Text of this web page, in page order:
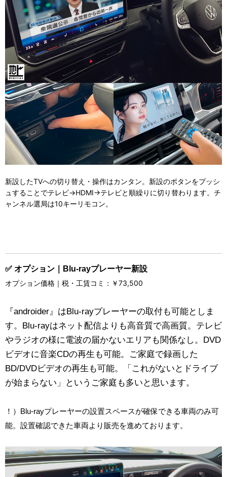
新設したTVへの切り替え・操作はカンタン。新設のボタンをプッシ
ュすることでテレビ→HDMI→テレビと順繰りに切り替わります。チ
ャンネル選局は10キーリモコン。
✅ オプション｜Blu-rayプレーヤー新設
オプション価格｜税・工賃コミ：￥73,500
『androider』はBlu-rayプレーヤーの取付も可能としま
す。Blu-rayはネット配信よりも高音質で高画質。テレビ
やラジオの様に電波の届かないエリアも関係なし。DVD
ビデオに音楽CDの再生も可能。ご家庭で録画した
BD/DVDビデオの再生も可能。「これがないとドライブ
が始まらない」というご家庭も多いと思います。
！）Blu-rayプレーヤーの設置スペースが確保できる車両のみ可
能。設置確認できた車両より販売を進めております。